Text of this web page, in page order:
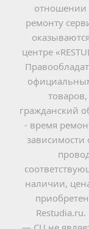
отношении
ремонту
центре
гражданский
- время
зависимости
наличии,